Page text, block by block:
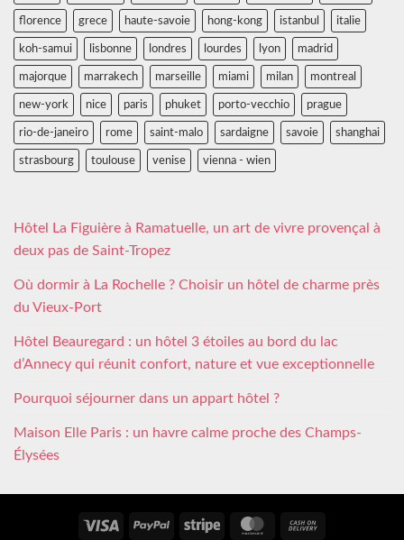
florence grece haute-savoie hong-kong istanbul italie
koh-samui lisbonne londres lourdes lyon madrid
majorque marrakech marseille miami milan montreal
new-york nice paris phuket porto-vecchio prague
rio-de-janeiro rome saint-malo sardaigne savoie shanghai
strasbourg toulouse venise vienna - wien
Hôtel La Figuière à Ramatuelle, un art de vivre provençal à
deux pas de Saint-Tropez
Où dormir à La Rochelle ? Choisir un hôtel de charme près
du Vieux-Port
Hôtel Beauregard : un hôtel 3 étoiles au bord du lac
d’Annecy qui réunit confort, nature et vue exceptionnelle
Pourquoi séjourner dans un appart hôtel ?
Maison Elle Paris : un havre calme proche des Champs-
Élysées
Visa PayPal Stripe MasterCard